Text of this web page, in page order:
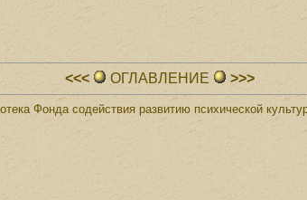
<<< ОГЛАВЛЕHИЕ >>>
Фонда содействия развитию психической